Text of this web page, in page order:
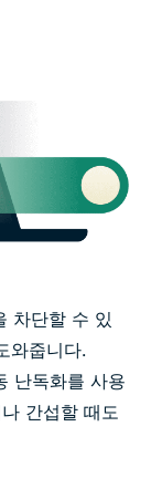
차단할 수 있
와줍니다.
난독화를 사용
간섭할 때도